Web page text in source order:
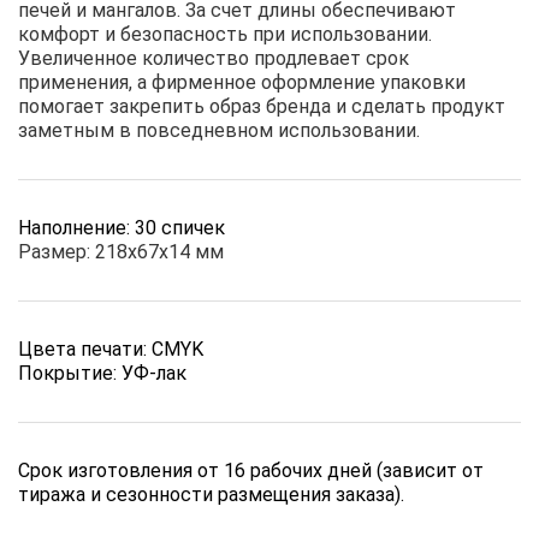
печей и мангалов. За счет длины обеспечивают
комфорт и безопасность при использовании.
Увеличенное количество продлевает срок
применения, а фирменное оформление упаковки
помогает закрепить образ бренда и сделать продукт
заметным в повседневном использовании.
Наполнение: 30 спичек
Размер: 218х67х14 мм
Цвета печати: CMYK
Покрытие: УФ-лак
Срок изготовления от 16 рабочих дней (зависит от
тиража и сезонности размещения заказа).